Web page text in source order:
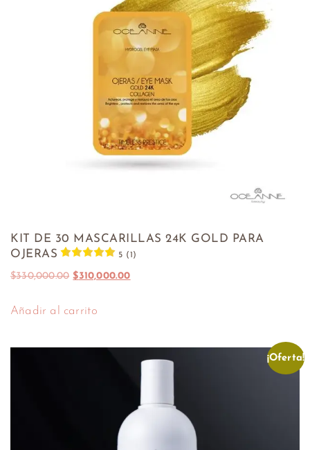
KIT DE 30 MASCARILLAS 24K GOLD PARA
OJERAS
5 (1)
$330,000.00 $310,000.00
Añadir al carrito
¡Oferta!